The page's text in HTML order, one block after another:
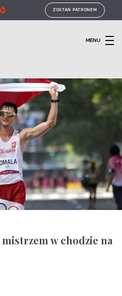
ZOSTAŃ PATRONEM
MENU
w chodzie na